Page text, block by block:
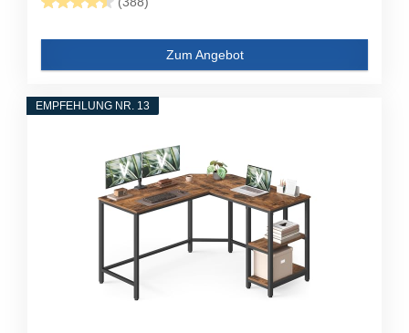
Zum Angebot
EMPFEHLUNG NR. 13